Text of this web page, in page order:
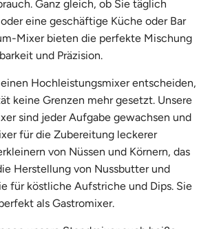
ä
r
e
r
r
e
i
s
Ganz gleich, ob Sie täglich
eine geschäftige Küche oder Bar
Mixer bieten die perfekte Mischung
und Präzision.
Hochleistungsmixer entscheiden,
keine Grenzen mehr gesetzt. Unsere
sind jeder Aufgabe gewachsen und
für die Zubereitung leckerer
von Nüssen und Körnern, das
Herstellung von Nussbutter und
für köstliche Aufstriche und Dips. Sie
als Gastromixer.